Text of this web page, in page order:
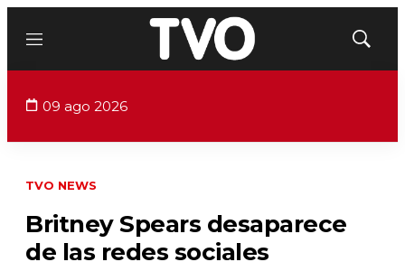
Menú
Mostrar
09 ago 2026
TVO NEWS
Britney Spears desaparece
de las redes sociales